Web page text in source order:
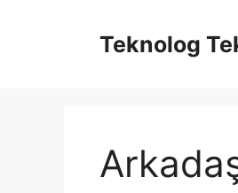
Teknolog